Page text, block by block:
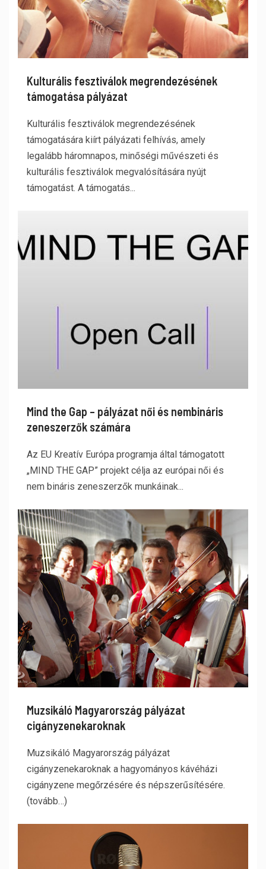
Kulturális fesztiválok megrendezésének
támogatása pályázat
Kulturális fesztiválok megrendezésének
támogatására kiírt pályázati felhívás, amely
legalább háromnapos, minőségi művészeti és
kulturális fesztiválok megvalósítására nyújt
támogatást. A támogatás...
Mind the Gap – pályázat női és nembináris
zeneszerzők számára
Az EU Kreatív Európa programja által támogatott
„MIND THE GAP” projekt célja az európai női és
nem bináris zeneszerzők munkáinak...
Muzsikáló Magyarország pályázat
cigányzenekaroknak
Muzsikáló Magyarország pályázat
cigányzenekaroknak a hagyományos kávéházi
cigányzene megőrzésére és népszerűsítésére.
(tovább…)